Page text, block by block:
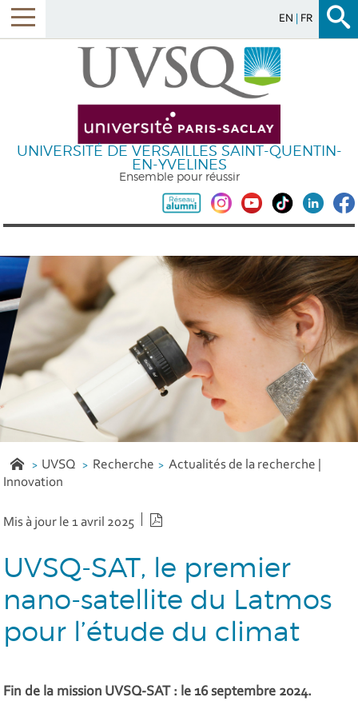
EN FR
UNIVERSITÉ DE VERSAILLES SAINT-QUENTIN-
EN-YVELINES
Ensemble pour réussir
UVSQ Recherche
Actualités de la recherche |
Innovation
Mis à jour le 1 avril 2025
UVSQ-SAT, le premier
nano-satellite du Latmos
pour l’étude du climat
Fin de la mission UVSQ-SAT : le 16 septembre 2024.